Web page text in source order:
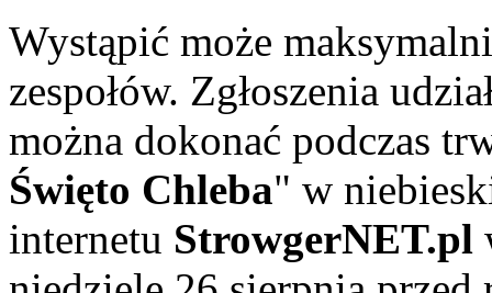
Wystąpić może
zespołów. Zgłoszenia
można dokonać podczas
Święto Chleba" w
internetu StrowgerNET.pl